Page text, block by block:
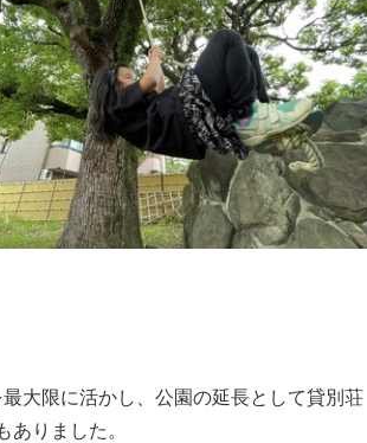
大限に活かし、公園の延長として貸別荘
りました。